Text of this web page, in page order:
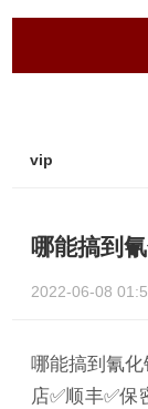
vip
哪能搞到
2022-06-08
哪能搞到氰化
店✅顺丰✅